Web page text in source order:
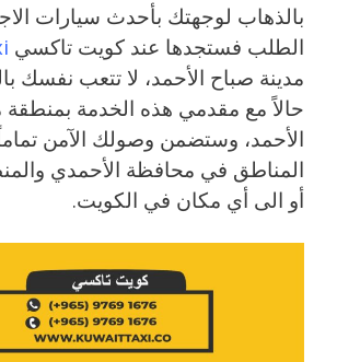
بالذهاب لوجهتك بأحدث سيارات
الطلب فستجدها عند كويت تاكسي
مدينة صباح الأحمد، لا تتعب نفسك
حالاً مع مقدمي هذه الخدمة بمنطقة
الأحمد، وستضمن وصولك الآمن
المناطق في محافظة الأحمدي
أو الى أي مكان في الكويت.